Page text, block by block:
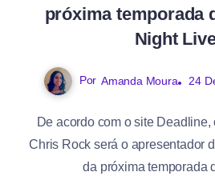
próxima temporada
Night
Por Amanda Moura 24
De acordo com o site
Chris Rock será o apresentador
da próxima temporada